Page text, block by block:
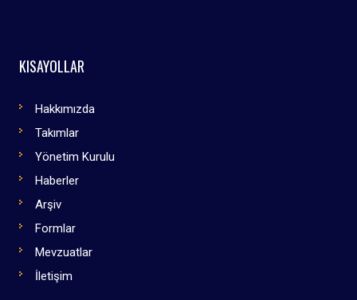
KISAYOLLAR
Hakkımızda
Takımlar
Yönetim Kurulu
Haberler
Arşiv
Formlar
Mevzuatlar
İletişim